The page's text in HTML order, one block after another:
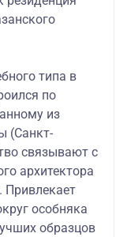
типа в
по
из
(Санкт-
связывают с
архитектора
особняка
образцов